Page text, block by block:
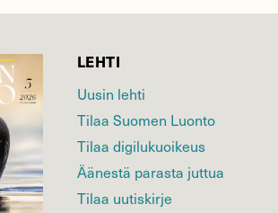
LEHTI
Uusin lehti
Tilaa Suomen Luonto
Tilaa digilukuoikeus
Äänestä parasta juttua
Tilaa uutiskirje